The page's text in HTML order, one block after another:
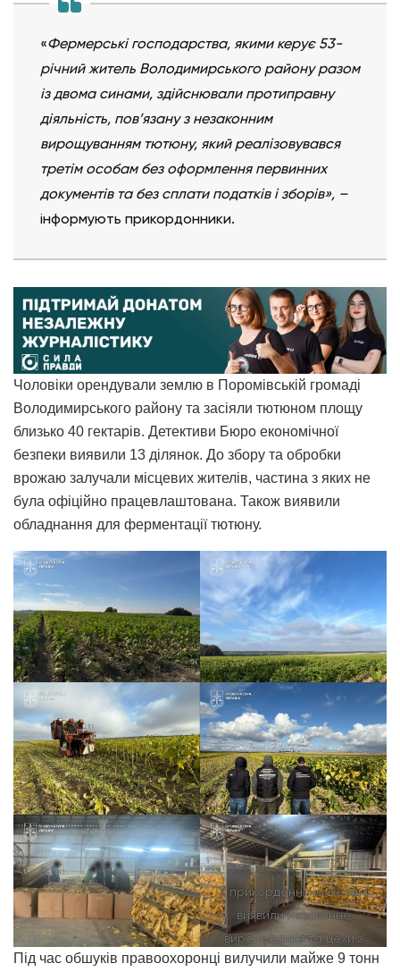
«Фермерські господарства, якими керує 53-
річний житель Володимирського району разом
із двома синами, здійснювали протиправну
діяльність, пов’язану з незаконним
вирощуванням тютюну, який реалізовувався
третім особам без оформлення первинних
документів та без сплати податків і зборів», –
інформують прикордонники.
Чоловіки орендували землю в Поромівській громаді
Володимирського району та засіяли тютюном площу
близько 40 гектарів. Детективи Бюро економічної
безпеки виявили 13 ділянок. До збору та обробки
врожаю залучали місцевих жителів, частина з яких не
була офіційно працевлаштована. Також виявили
обладнання для ферментації тютюну.
У прикордонні на Волині
виявили незаконне
вирощування та цехи з
обробки тютюну
Під час обшуків правоохоронці вилучили майже 9 тонн